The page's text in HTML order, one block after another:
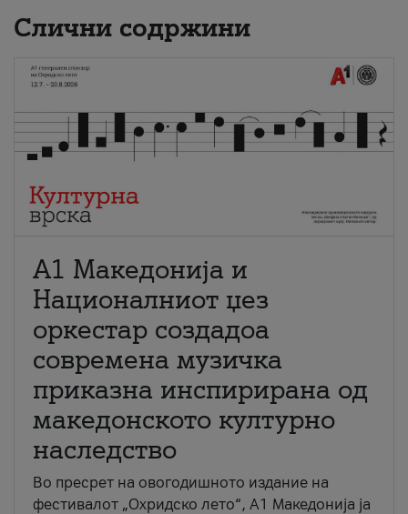
Слични содржини
А1 Македонија и
Националниот џез
оркестар создадоа
современа музичка
приказна инспирирана од
македонското културно
наследство
Во пресрет на овогодишното издание на
фестивалот „Охридско лето“, А1 Македонија ја